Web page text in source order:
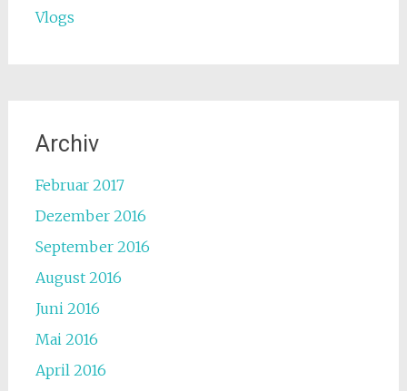
Vlogs
Archiv
Februar 2017
Dezember 2016
September 2016
August 2016
Juni 2016
Mai 2016
April 2016